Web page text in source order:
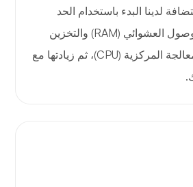
لدينا البدء باستخدام الحد
الأدنى من ذاكرة الوصول العشوائي (RAM) والتخزين
واستخدام وحدة المعالجة المركزية (CPU)، ثم زيادتها مع